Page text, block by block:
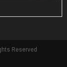
Reserved